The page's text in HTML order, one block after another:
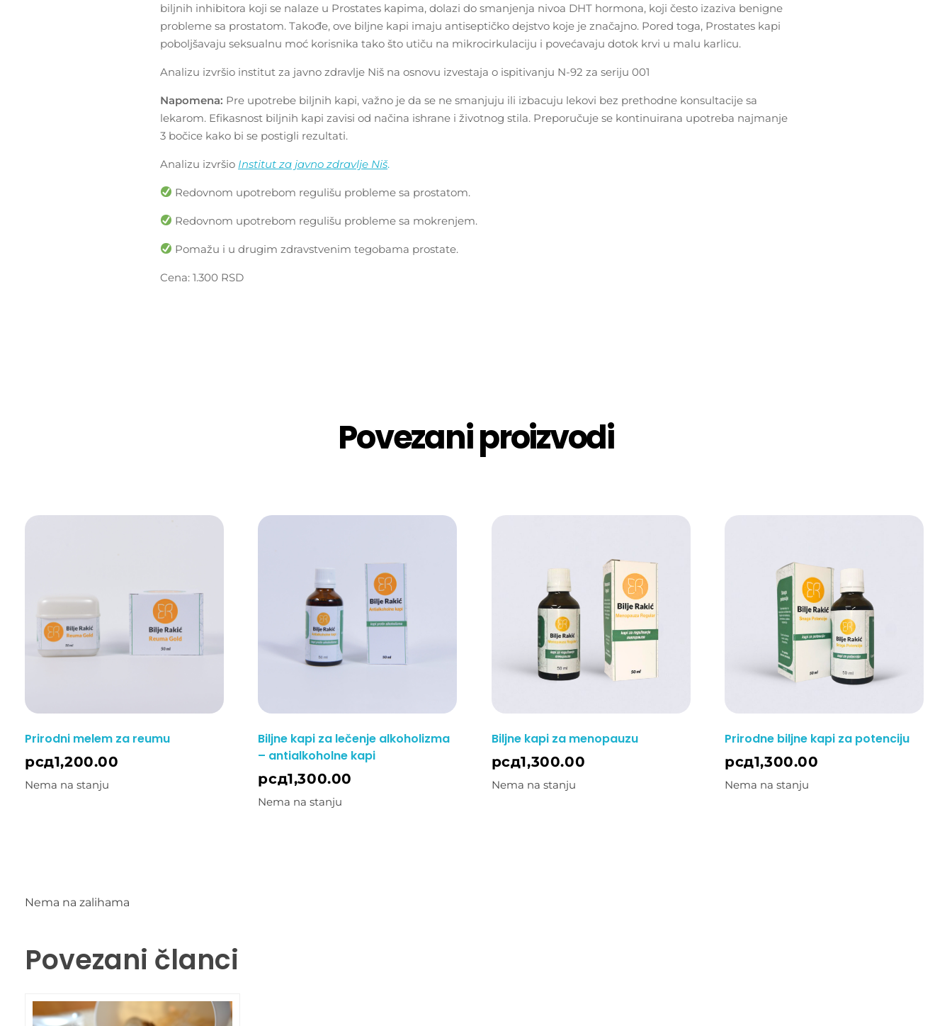
biljnih inhibitora koji se nalaze u Prostates kapima, dolazi do smanjenja nivoa DHT hormona, koji često izaziva benigne
probleme sa prostatom. Takođe, ove biljne kapi imaju antiseptičko dejstvo koje je značajno. Pored toga, Prostates kapi
poboljšavaju seksualnu moć korisnika tako što utiču na mikrocirkulaciju i povećavaju dotok krvi u malu karlicu.
Analizu izvršio institut za javno zdravlje Niš na osnovu izvestaja o ispitivanju N-92 za seriju 001
Napomena: Pre upotrebe biljnih kapi, važno je da se ne smanjuju ili izbacuju lekovi bez prethodne konsultacije sa
lekarom. Efikasnost biljnih kapi zavisi od načina ishrane i životnog stila. Preporučuje se kontinuirana upotreba najmanje
3 bočice kako bi se postigli rezultati.
Analizu izvršio Institut za javno zdravlje Niš.
Redovnom upotrebom regulišu probleme sa prostatom.
Redovnom upotrebom regulišu probleme sa mokrenjem.
Pomažu i u drugim zdravstvenim tegobama prostate.
Cena: 1.300 RSD
Povezani proizvodi
Prirodni melem za reumu
рсд1,200.00
Nema na stanju
Biljne kapi za lečenje alkoholizma
– antialkoholne kapi
рсд1,300.00
Nema na stanju
Biljne kapi za menopauzu
рсд1,300.00
Nema na stanju
Prirodne biljne kapi za potenciju
рсд1,300.00
Nema na stanju
Nema na zalihama
Povezani članci